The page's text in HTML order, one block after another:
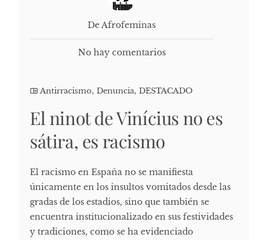
De Afrofeminas
No hay comentarios
Antirracismo, Denuncia, DESTACADO
El ninot de Vinícius no es
sátira, es racismo
El racismo en España no se manifiesta
únicamente en los insultos vomitados desde las
gradas de los estadios, sino que también se
encuentra institucionalizado en sus festividades
y tradiciones, como se ha evidenciado